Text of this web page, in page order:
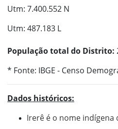
Utm: 7.400.552 N
Utm: 487.183 L
População total do Distrito:
* Fonte: IBGE - Censo
Dados históricos:
Irerê é o nome indígena